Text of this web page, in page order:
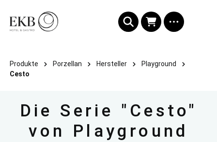
Produkte Porzellan Hersteller
Playground
Cesto
Die Serie "Cesto"
von Playground